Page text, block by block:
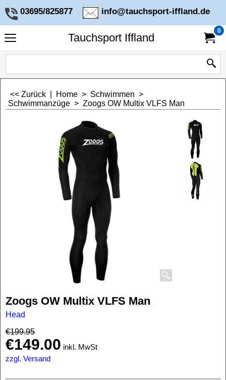
03695/825877 info@tauchsport-iffland.de
Tauchsport Iffland
0
<< Zurück Home > Schwimmen >
Schwimmanzüge > Zoogs OW Multix VLFS Man
Zoogs OW Multix VLFS Man
Head
€199.95
€149.00 inkl. MwSt
zzgl. Versand